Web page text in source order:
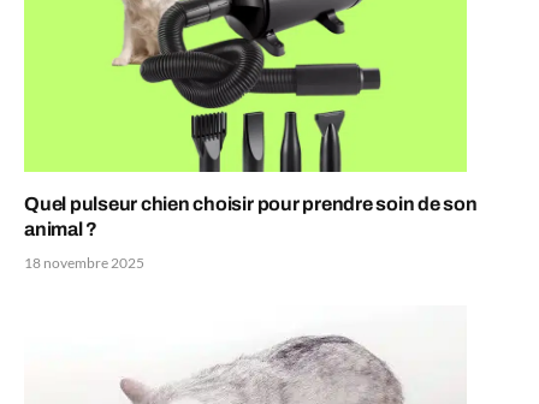
Quel pulseur chien choisir pour prendre soin de son
animal ?
18 novembre 2025